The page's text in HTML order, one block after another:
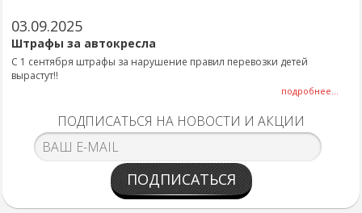
03.09.2025
Штрафы за автокресла
С 1 сентября штрафы за нарушение правил перевозки детей
вырастут!!
подробнее...
ПОДПИСАТЬСЯ НА НОВОСТИ И АКЦИИ
ПОДПИСАТЬСЯ